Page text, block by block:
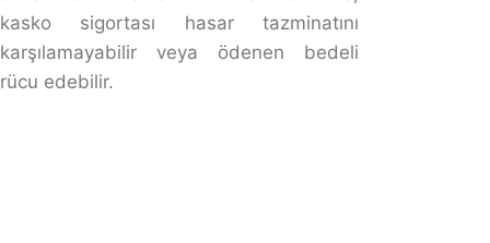
Trafik Kazasında Araç Sahibinin Manevi Tazminattan
Sorumluluğu